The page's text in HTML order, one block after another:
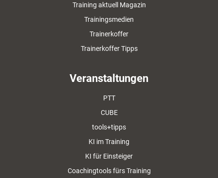
Training aktuell Magazin
Trainingsmedien
Trainerkoffer
Trainerkoffer Tipps
Veranstaltungen
PTT
CUBE
tools+tipps
KI im Training
KI für Einsteiger
Coachingtools fürs Training